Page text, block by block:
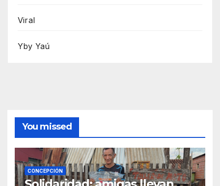
Viral
Yby Yaú
You missed
CONCEPCIÓN